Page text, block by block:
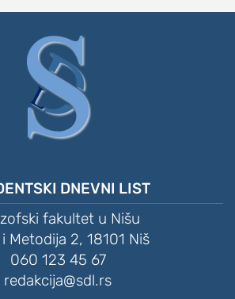
DNEVNI LIST
fakultet u Nišu
Metodija 2, 18101 Niš
060 123 45 67
redakcija@sdl.rs